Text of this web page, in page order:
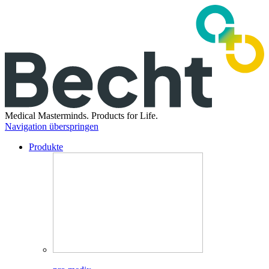
Medical Masterminds. Products for Life.
Navigation überspringen
Produkte